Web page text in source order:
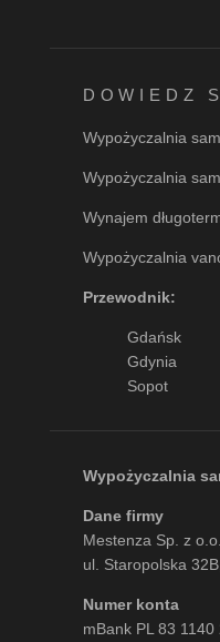
DOWIEDZ
Wypożyczalnia
Wypożyczalnia
Wynajem
Wypożyczalnia
Przewodnik:
Gdańsk
Gdynia
Sopot
Wypożyczalnia
Dane firmy
Mestenza Sp. z o.o.
ul. Staropolska
Numer konta
mBank PL 83